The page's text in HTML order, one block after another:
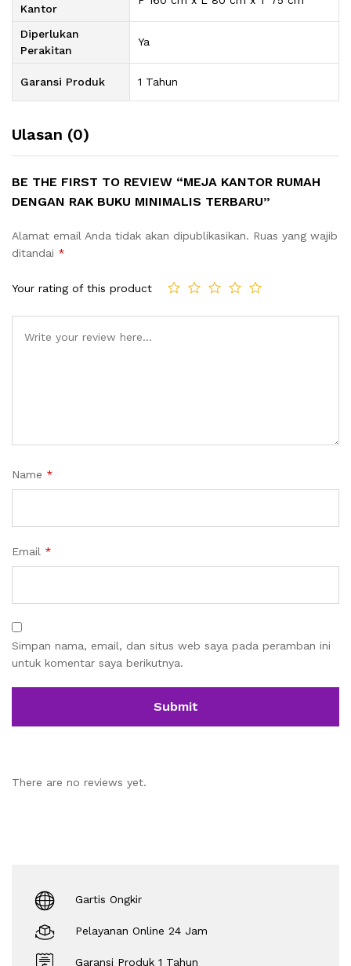
Kantor
Diperlukan
Perakitan
Ya
Garansi Produk 1 Tahun
Ulasan (0)
BE THE FIRST TO REVIEW “MEJA KANTOR RUMAH
DENGAN RAK BUKU MINIMALIS TERBARU”
Alamat email Anda tidak akan dipublikasikan. Ruas yang wajib
ditandai *
Your rating of this product
Name *
Email *
Simpan nama, email, dan situs web saya pada peramban ini
untuk komentar saya berikutnya.
There are no reviews yet.
Gartis Ongkir
Pelayanan Online 24 Jam
Garansi Produk 1 Tahun